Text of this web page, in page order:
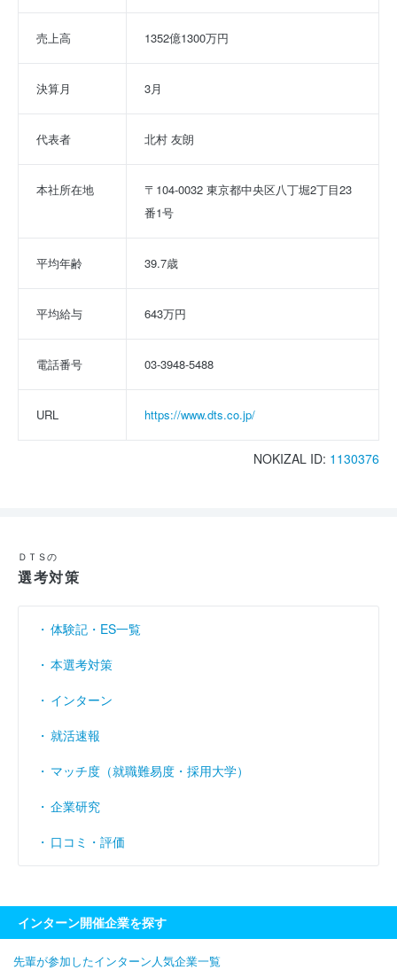
売上高 1352億1300万円
決算月 3月
代表者 北村 友朗
本社所在地
〒104-0032 東京都中央区八丁堀2丁目23
番1号
平均年齢 39.7歳
平均給与 643万円
電話番号 03-3948-5488
URL https://www.dts.co.jp/
NOKIZAL ID: 1130376
ＤＴＳの
選考対策
体験記・ES一覧
本選考対策
インターン
就活速報
マッチ度（就職難易度・採用大学）
企業研究
口コミ・評価
インターン開催企業を探す
先輩が参加したインターン人気企業一覧